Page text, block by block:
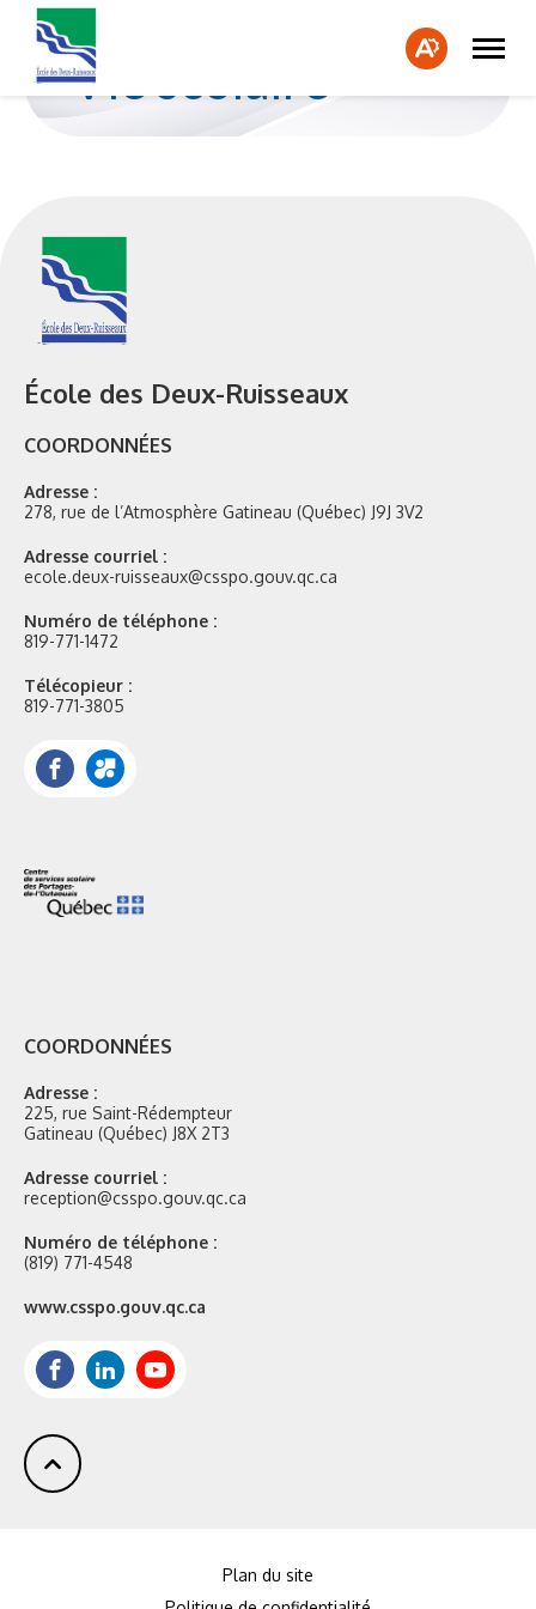
Ouvrir
la
la
site
Vie scolaire
École des Deux-Ruisseaux
COORDONNÉES
Adresse :
278, rue de l’Atmosphère Gatineau (Québec) J9J 3V2
Adresse courriel :
ecole.deux-ruisseaux@csspo.gouv.qc.ca
Numéro de téléphone :
819-771-1472
Télécopieur :
819-771-3805
Facebook
Portail
Mozaik
COORDONNÉES
Adresse :
225, rue Saint-Rédempteur
Gatineau (Québec) J8X 2T3
Adresse courriel :
reception@csspo.gouv.qc.ca
Numéro de téléphone :
(819) 771-4548
Site
www.csspo.gouv.qc.ca
FacebookLinkedInYoutube
Plan du site